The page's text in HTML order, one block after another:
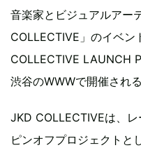
音楽家とビジュアルアー
COLLECTIVE」のイベ
COLLECTIVE LAUNCH
渋谷のWWWで開催される
JKD COLLECTIVEは、
ピンオフプロジェクトと